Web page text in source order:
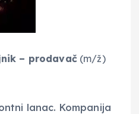
– prodavač(m/ž)
lanac. Kompanija